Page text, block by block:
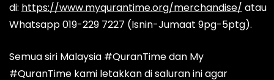
di: https://www.myqurantime.org/merchandise/ atau
Whatsapp 019-229 7227 (Isnin-Jumaat 9pg-5ptg).
Semua siri Malaysia #QuranTime dan My
#QuranTime kami letakkan di saluran ini agar